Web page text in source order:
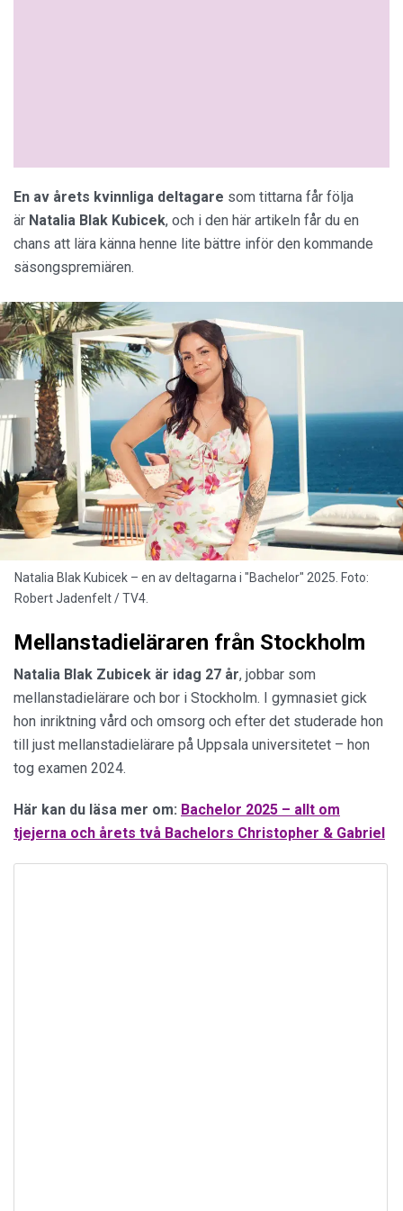
En av årets kvinnliga deltagare som tittarna får följa
är Natalia Blak Kubicek, och i den här artikeln får du en
chans att lära känna henne lite bättre inför den kommande
säsongspremiären.
Natalia Blak Kubicek – en av deltagarna i "Bachelor" 2025. Foto:
Robert Jadenfelt / TV4.
Mellanstadieläraren från Stockholm
Natalia Blak Zubicek är idag 27 år, jobbar som
mellanstadielärare och bor i Stockholm. I gymnasiet gick
hon inriktning vård och omsorg och efter det studerade hon
till just mellanstadielärare på Uppsala universitetet – hon
tog examen 2024.
Här kan du läsa mer om: Bachelor 2025 – allt om
tjejerna och årets två Bachelors Christopher & Gabriel